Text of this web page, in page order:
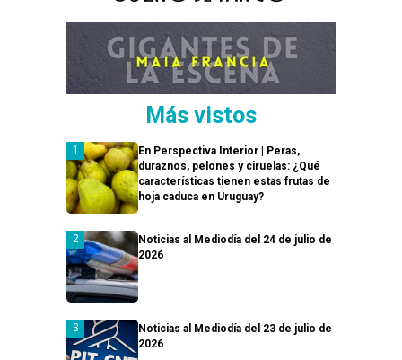
Más vistos
En Perspectiva Interior | Peras,
duraznos, pelones y ciruelas: ¿Qué
características tienen estas frutas de
hoja caduca en Uruguay?
Noticias al Mediodía del 24 de julio de
2026
Noticias al Mediodía del 23 de julio de
2026